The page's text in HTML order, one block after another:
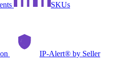
SKUs
IP-Alert® by Seller